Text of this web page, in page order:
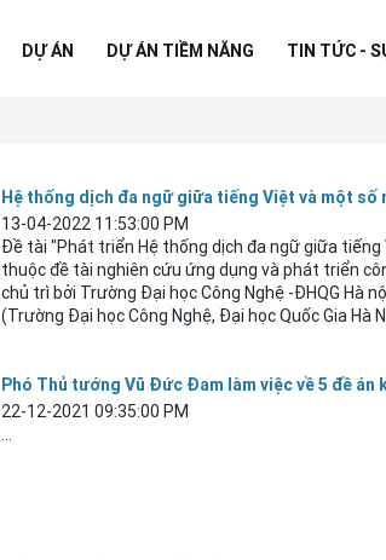
DỰ ÁN DỰ ÁN TIỀM NĂNG TIN TỨC -
Hệ thống dịch đa ngữ giữa tiếng Việt và một số
13-04-2022 11:53:00 PM
Đề tài "Phát triển Hệ thống dịch đa ngữ giữa
thuộc đề tài nghiên cứu ứng dụng và phát triển
chủ trì bởi Trường Đại học Công Nghệ -ĐHQG Hà
(Trường Đại học Công Nghệ, Đại học Quốc Gia Hà
Phó Thủ tướng Vũ Đức Đam làm việc về 5 đề án
22-12-2021 09:35:00 PM
...